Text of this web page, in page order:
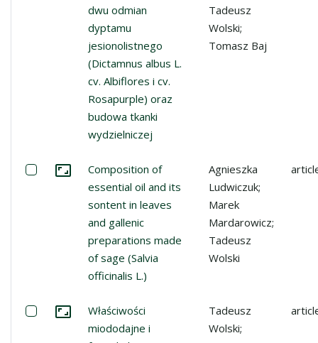
dwu odmian
dyptamu
jesionolistnego
(Dictamnus albus L.
cv. Albiflores i cv.
Rosapurple) oraz
budowa tkanki
wydzielniczej
Tadeusz
Wolski;
Tomasz Baj
Select: Composition of essential oil and its sontent in
Go to the collection
Composition of
essential oil and its
sontent in leaves
and gallenic
preparations made
of sage (Salvia
officinalis L.)
Agnieszka
Ludwiczuk;
Marek
Mardarowicz;
Tadeusz
Wolski
Select: Właściwości miododajne i farmakologiczne
Go to the collection
Właściwości
miododajne i
Tadeusz
Wolski;